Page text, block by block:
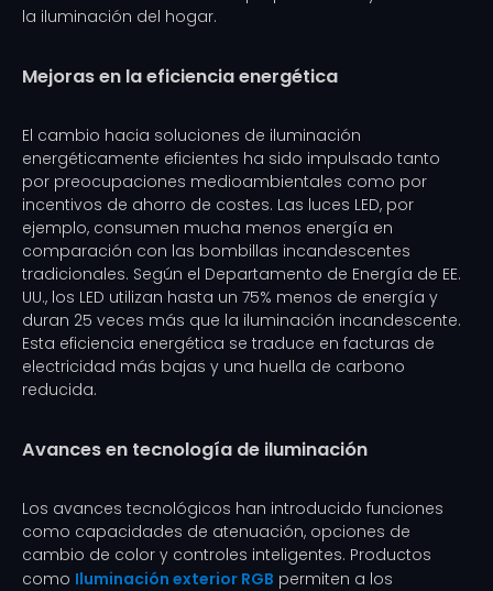
la iluminación del hogar.
Mejoras en la eficiencia energética
El cambio hacia soluciones de iluminación
energéticamente eficientes ha sido impulsado tanto
por preocupaciones medioambientales como por
incentivos de ahorro de costes. Las luces LED, por
ejemplo, consumen mucha menos energía en
comparación con las bombillas incandescentes
tradicionales. Según el Departamento de Energía de EE.
UU., los LED utilizan hasta un 75% menos de energía y
duran 25 veces más que la iluminación incandescente.
Esta eficiencia energética se traduce en facturas de
electricidad más bajas y una huella de carbono
reducida.
Avances en tecnología de iluminación
Los avances tecnológicos han introducido funciones
como capacidades de atenuación, opciones de
cambio de color y controles inteligentes. Productos
como Iluminación exterior RGB permiten a los